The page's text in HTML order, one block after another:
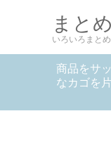
まと
いろいろまと
商品をサ
なカゴを